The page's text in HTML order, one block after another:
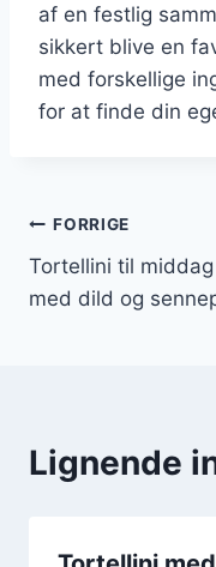
af en festlig
sikkert blive en
med forskellige
for at finde din
FORRIGE
Tortellini til middag
med dild og
Lignende